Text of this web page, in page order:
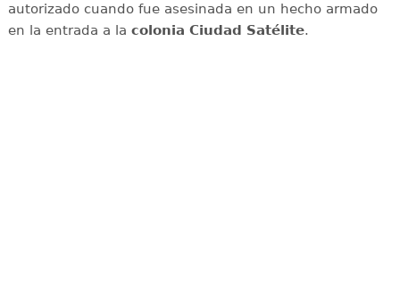
autorizado cuando fue asesinada en un hecho armado
en la entrada a la colonia Ciudad Satélite.